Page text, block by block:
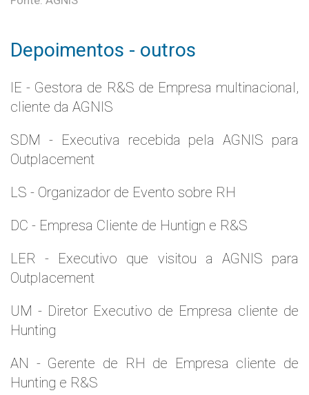
Depoimentos - outros
IE - Gestora de R&S de Empresa multinacional,
cliente da AGNIS
SDM - Executiva recebida pela AGNIS para
Outplacement
LS - Organizador de Evento sobre RH
DC - Empresa Cliente de Huntign e R&S
LER - Executivo que visitou a AGNIS para
Outplacement
UM - Diretor Executivo de Empresa cliente de
Hunting
AN - Gerente de RH de Empresa cliente de
Hunting e R&S